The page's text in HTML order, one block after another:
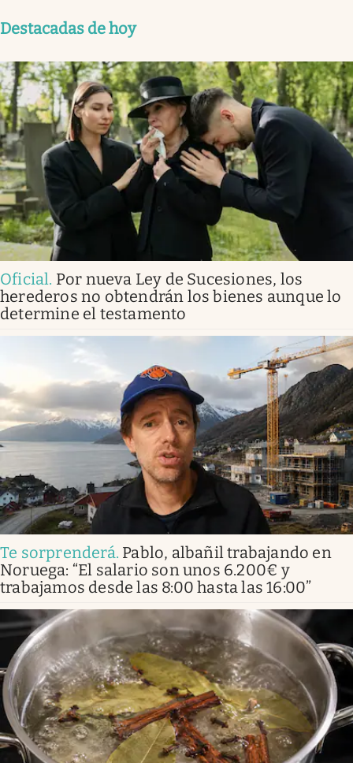
Destacadas de hoy
Oficial. Por nueva Ley de Sucesiones, los
herederos no obtendrán los bienes aunque lo
determine el testamento
Te sorprenderá. Pablo, albañil trabajando en
Noruega: “El salario son unos 6.200€ y
trabajamos desde las 8:00 hasta las 16:00”